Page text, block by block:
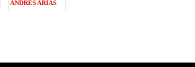
ANDRES ARIAS